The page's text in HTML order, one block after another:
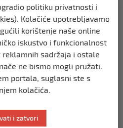
u Münchenu, odjeknulo
Ima žrtava,
na terenu
smo vojno uzvratiti
politiku privatnosti i
Kolačiće upotrebljavamo
korištenje naše online
iskustvo i funkcionalnost
sadržaja i ostale
ne bismo mogli pružati.
portala, suglasni ste s
kolačića.
i zatvori